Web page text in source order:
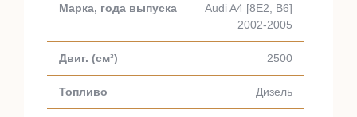
Audi A4 [8E2, B6]
2002-2005
2500
Дизель